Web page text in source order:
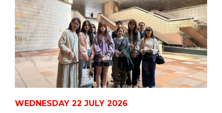
WEDNESDAY 22 JULY 2026